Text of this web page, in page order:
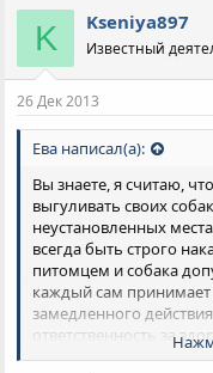
K Kseniya897
Известный
26 Дек 2013
Ева написал(а):
Вы знаете, я считаю,
выгуливать своих
неустановленных
всегда быть строго
питомцем и собака
каждый сам
замедленного
ответственность за
совесть!